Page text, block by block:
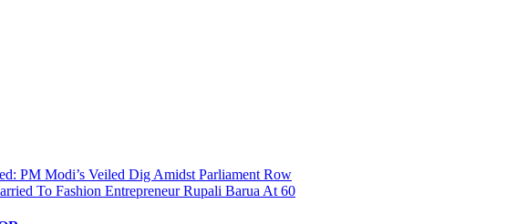
PM Modi’s Veiled Dig Amidst Parliament Row
To Fashion Entrepreneur Rupali Barua At 60